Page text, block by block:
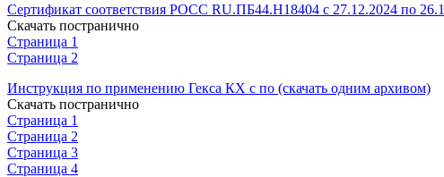
Сертификат соответствия РОСС RU.ПБ44.Н18404 с 27.12.2024 по
Скачать постранично
Страница 1
Страница 2
Инструкция по применению Гекса КХ с по (скачать одним архивом)
Скачать постранично
Страница 1
Страница 2
Страница 3
Страница 4